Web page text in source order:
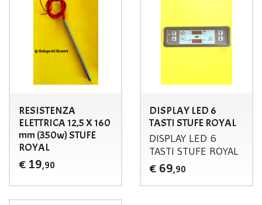
RESISTENZA
ELETTRICA 12,5 X 160
mm (350w) STUFE
ROYAL
€ 19,90
DISPLAY LED 6
TASTI STUFE ROYAL
DISPLAY LED 6
TASTI STUFE ROYAL
€ 69,90